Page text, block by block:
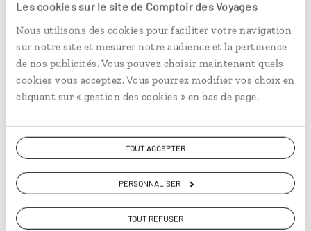
Les cookies sur le site de Comptoir des Voyages
Nous utilisons des cookies pour faciliter votre navigation
sur notre site et mesurer notre audience et la pertinence
de nos publicités. Vous pouvez choisir maintenant quels
cookies vous acceptez. Vous pourrez modifier vos choix en
cliquant sur « gestion des cookies » en bas de page.
TOUT ACCEPTER
PERSONNALISER
TOUT REFUSER
turquoise, plaines verdoyantes où paissent les
© Juliette Robert/Haytham-Rea
CARNET D'ADRESSES